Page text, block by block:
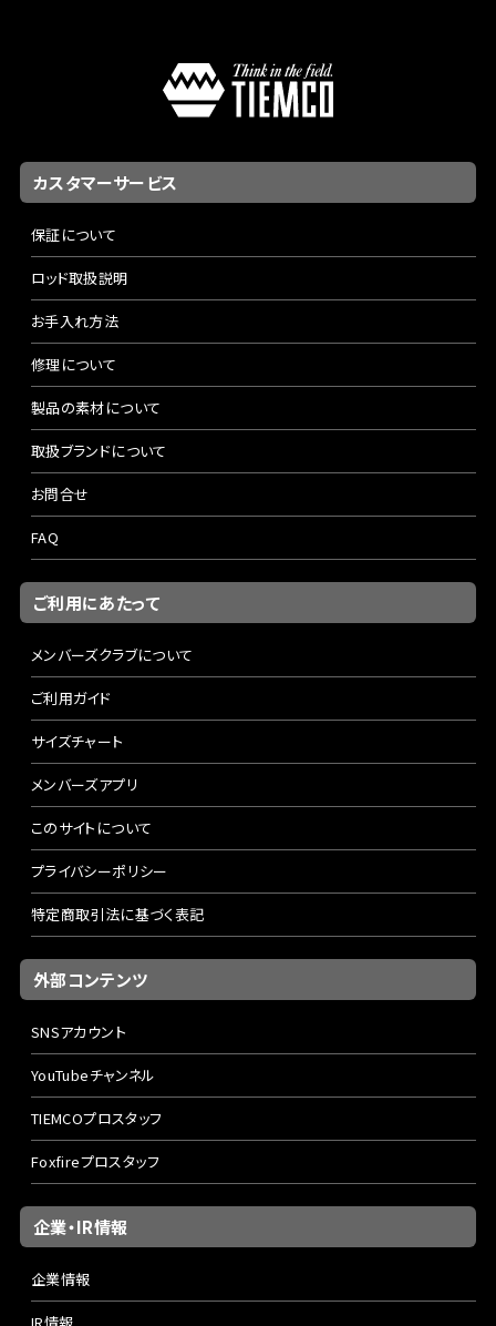
カスタマーサービス
保証について
ロッド取扱説明
お手入れ方法
修理について
製品の素材について
取扱ブランドについて
お問合せ
FAQ
ご利用にあたって
メンバーズクラブについて
ご利用ガイド
サイズチャート
メンバーズアプリ
このサイトについて
プライバシーポリシー
特定商取引法に基づく表記
外部コンテンツ
SNSアカウント
YouTubeチャンネル
TIEMCOプロスタッフ
Foxfireプロスタッフ
企業・IR情報
企業情報
IR情報